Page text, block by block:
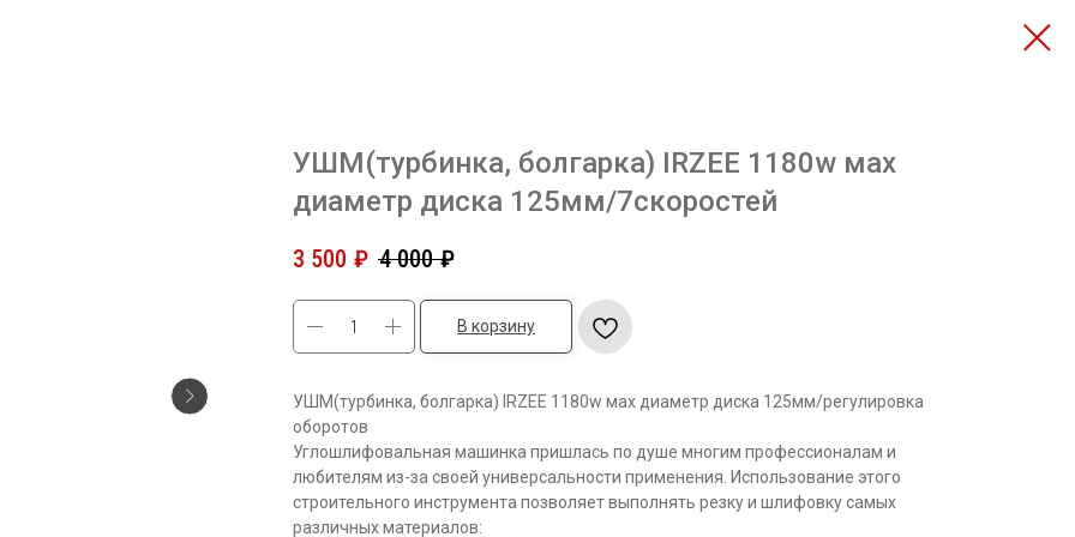
УШМ(турбинка, болгарка) IRZEE 1180w мах
диаметр диска 125мм/7скоростей
3 500 ₽ 4 000 ₽
В корзину
УШМ(турбинка, болгарка) IRZEE 1180w мах диаметр диска 125мм/регулировка
оборотов
Углошлифовальная машинка пришлась по душе многим профессионалам и
любителям из-за своей универсальности применения. Использование этого
строительного инструмента позволяет выполнять резку и шлифовку самых
различных материалов: